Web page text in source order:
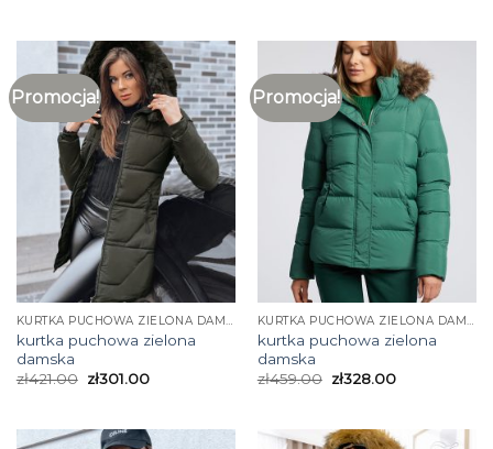
Promocja!
KURTKA PUCHOWA ZIELONA DAMSKA
kurtka puchowa zielona
damska
zł421.00 zł301.00
Promocja!
KURTKA PUCHOWA ZIELONA DAMSKA
kurtka puchowa zielona
damska
zł459.00 zł328.00